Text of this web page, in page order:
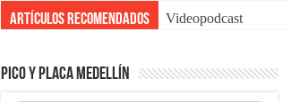
Artículos Recomendados Videopodcast
Pico y placa Medellín